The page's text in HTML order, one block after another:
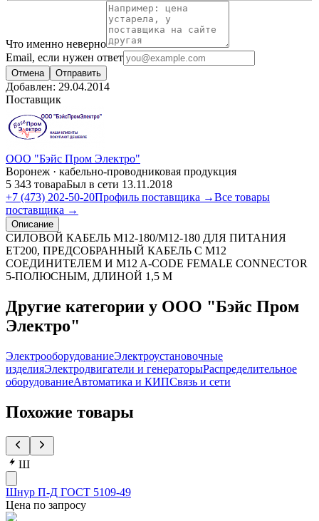
Что именно неверно
Email, если нужен ответ
Отмена Отправить
Добавлен: 29.04.2014
Поставщик
ООО "Бэйс Пром Электро"
Воронеж · кабельно-проводниковая продукция
5 343 товараБыл в сети 13.11.2018
+7 (473) 202-50-20Профиль поставщика →Все товары
поставщика →
Описание
СИЛОВОЙ КАБЕЛЬ M12-180/M12-180 ДЛЯ ПИТАНИЯ
ET200, ПРЕДСОБРАННЫЙ КАБЕЛЬ С M12
СОЕДИНИТЕЛЕМ И M12 A-CODE FEMALE CONNECTOR
5-ПОЛЮСНЫМ, ДЛИНОЙ 1,5 M
Другие категории у ООО "Бэйс Пром
Электро"
ЭлектрооборудованиеЭлектроустановочные
изделияЭлектродвигатели и генераторыРаспределительное
оборудованиеАвтоматика и КИПСвязь и сети
Похожие товары
Ш
Шнур П-Д ГОСТ 5109-49
Цена по запросу